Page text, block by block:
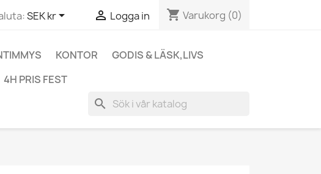
SEK kr  Logga in shopping_cart Varukorg (0)
KONTOR
GODIS & LÄSK,LIVS
4H PRIS FEST
search